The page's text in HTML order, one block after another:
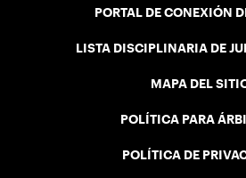
PORTAL DE CONEXIÓN
LISTA DISCIPLINARIA DE
MAPA DEL
POLÍTICA PARA
POLÍTICA DE